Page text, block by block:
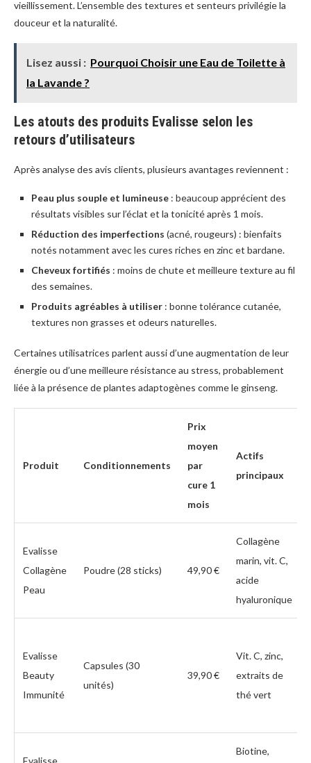
vieillissement. L’ensemble des textures et senteurs privilégie la
douceur et la naturalité.
Lisez aussi : Pourquoi Choisir une Eau de Toilette à
la Lavande ?
Les atouts des produits Evalisse selon les
retours d’utilisateurs
Après analyse des avis clients, plusieurs avantages reviennent :
Peau plus souple et lumineuse : beaucoup apprécient des
résultats visibles sur l’éclat et la tonicité après 1 mois.
Réduction des imperfections (acné, rougeurs) : bienfaits
notés notamment avec les cures riches en zinc et bardane.
Cheveux fortifiés : moins de chute et meilleure texture au fil
des semaines.
Produits agréables à utiliser : bonne tolérance cutanée,
textures non grasses et odeurs naturelles.
Certaines utilisatrices parlent aussi d’une augmentation de leur
énergie ou d’une meilleure résistance au stress, probablement
liée à la présence de plantes adaptogènes comme le ginseng.
Produit Conditionnements
Prix
moyen
par
cure 1
mois
Actifs
principaux
Evalisse
Collagène
Peau
Poudre (28 sticks) 49,90 €
Collagène
marin, vit. C,
acide
hyaluronique
Evalisse
Beauty
Immunité
Capsules (30
unités)
39,90 €
Vit. C, zinc,
extraits de
thé vert
Evalisse
Biotine,